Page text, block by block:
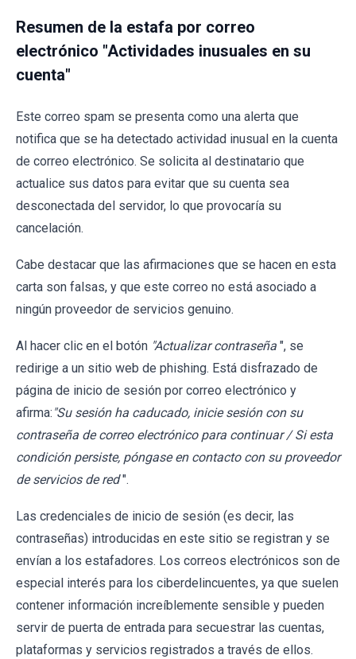
Resumen de la estafa por correo
electrónico "Actividades inusuales en su
cuenta"
Este correo spam se presenta como una alerta que
notifica que se ha detectado actividad inusual en la cuenta
de correo electrónico. Se solicita al destinatario que
actualice sus datos para evitar que su cuenta sea
desconectada del servidor, lo que provocaría su
cancelación.
Cabe destacar que las afirmaciones que se hacen en esta
carta son falsas, y que este correo no está asociado a
ningún proveedor de servicios genuino.
Al hacer clic en el botón "Actualizar contraseña ", se
redirige a un sitio web de phishing. Está disfrazado de
página de inicio de sesión por correo electrónico y
afirma: "Su sesión ha caducado, inicie sesión con su
contraseña de correo electrónico para continuar / Si esta
condición persiste, póngase en contacto con su proveedor
de servicios de red ".
Las credenciales de inicio de sesión (es decir, las
contraseñas) introducidas en este sitio se registran y se
envían a los estafadores. Los correos electrónicos son de
especial interés para los ciberdelincuentes, ya que suelen
contener información increíblemente sensible y pueden
servir de puerta de entrada para secuestrar las cuentas,
plataformas y servicios registrados a través de ellos.